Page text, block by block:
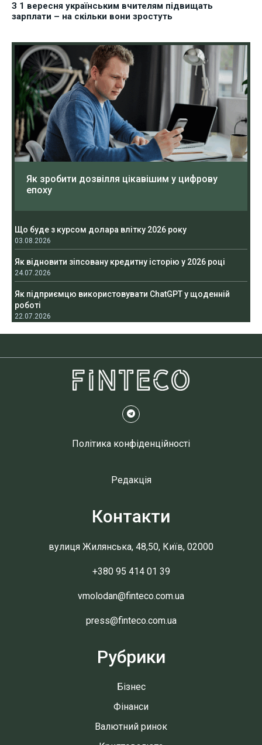
З 1 вересня українським вчителям підвищать
зарплати – на скільки вони зростуть
Як зробити дозвілля цікавішим у цифрову
епоху
Що буде з курсом долара влітку 2026 року
03.08.2026
Як відновити зіпсовану кредитну історію у 2026 році
24.07.2026
Як підприємцю використовувати ChatGPT у щоденній
роботі
22.07.2026
Політика конфіденційності
Редакція
Контакти
вулиця Жилянська, 48,50, Київ, 02000
+380 95 414 01 39
vmolodan@finteco.com.ua
press@finteco.com.ua
Рубрики
Бізнес
Фінанси
Валютний ринок